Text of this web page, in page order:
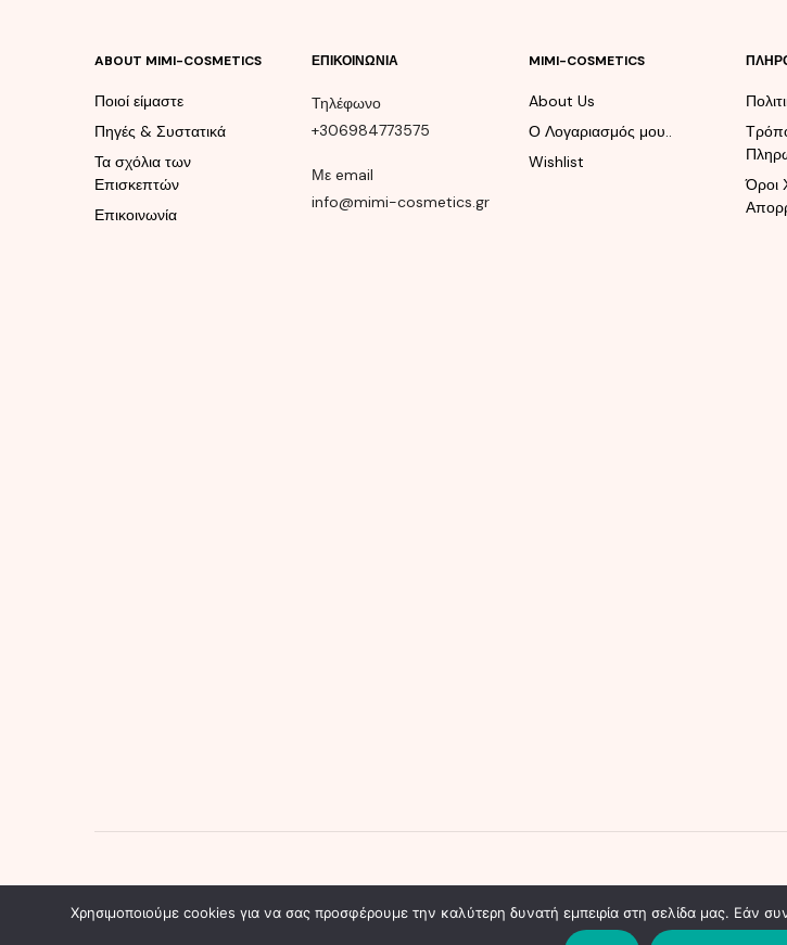
ABOUT MIMI-COSMETICS
Ποιοί είμαστε
Πηγές & Συστατικά
Τα σχόλια των
Επισκεπτών
Επικοινωνία
ΕΠΙΚΟΙΝΩΝΊΑ
Τηλέφωνο
+306984773575
Με email
info@mimi-cosmetics.gr
MIMI-COSMETICS
About Us
Ο Λογαριασμός μου..
Wishlist
Όροι
mimi-cosmetics.gr © Copyright 2024 - All rights reserved. Created by "Θ.Τ.".
Χρησιμοποιούμε cookies για να σας προσφέρουμε την καλύτερη δυνατή εμπειρία στη σελίδα μας. Εάν